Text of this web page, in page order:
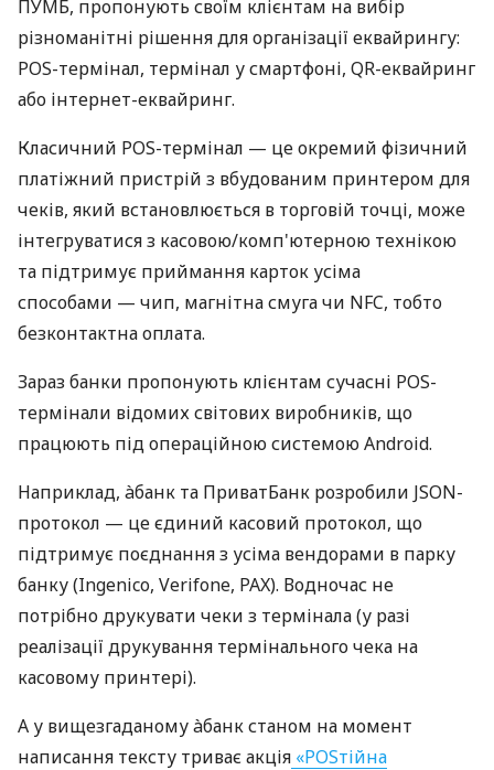
ПУМБ, пропонують своїм клієнтам на вибір
різноманітні рішення для організації еквайрингу:
POS-термінал, термінал у смартфоні, QR-еквайринг
або інтернет-еквайринг.
Класичний POS-термінал — це окремий фізичний
платіжний пристрій з вбудованим принтером для
чеків, який встановлюється в торговій точці, може
інтегруватися з касовою/комп'ютерною технікою
та підтримує приймання карток усіма
способами — чип, магнітна смуга чи NFC, тобто
безконтактна оплата.
Зараз банки пропонують клієнтам сучасні POS-
термінали відомих світових виробників, що
працюють під операційною системою Android.
Наприклад, àбанк та ПриватБанк розробили JSON-
протокол — це єдиний касовий протокол, що
підтримує поєднання з усіма вендорами в парку
банку (Ingenico, Verifone, PAX). Водночас не
потрібно друкувати чеки з термінала (у разі
реалізації друкування термінального чека на
касовому принтері).
А у вищезгаданому àбанк станом на момент
написання тексту триває акція «POSтійна